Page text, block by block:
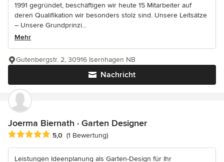
1991 gegründet, beschäftigen wir heute 15 Mitarbeiter auf
deren Qualifikation wir besonders stolz sind. Unsere Leitsätze
– Unsere Grundprinzi...
Mehr
Nachricht
Gutenbergstr. 2, 30916 Isernhagen NB
Joerma Biernath · Garten Designer
Durchschnittliche Bewertung: 5 von 5 Sternen
5,0 (1 Bewertung)
Leistungen Ideenplanung als Garten-Design für Ihr